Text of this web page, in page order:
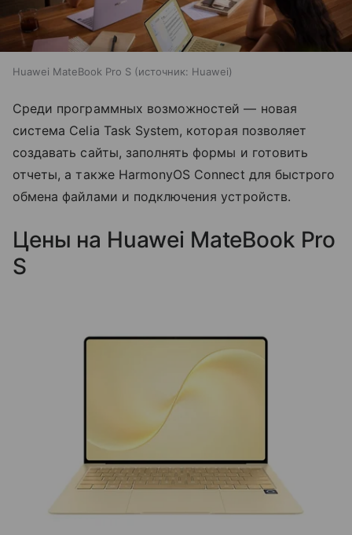
Huawei MateBook Pro S источник: Huawei
Среди программных возможностей — новая
система Celia Task System, которая позволяет
создавать сайты, заполнять формы и готовить
отчеты, а также HarmonyOS Connect для быстрого
обмена файлами и подключения устройств.
Цены на Huawei MateBook Pro
S